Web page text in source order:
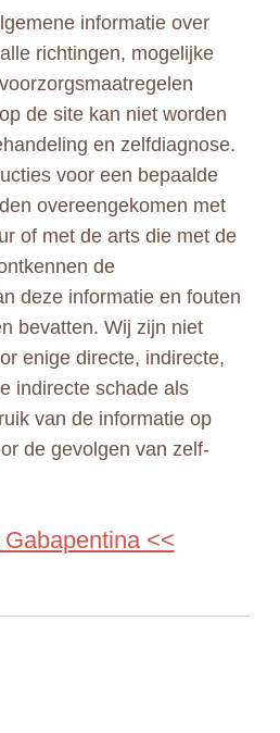
informatie over
richtingen, mogelijke
de site kan niet worden
en zelfdiagnose.
voor een bepaalde
overeengekomen met
of met de arts die met de
de
deze informatie en fouten
bevatten. Wij zijn niet
enige directe, indirecte,
indirecte schade als
van de informatie op
de gevolgen van zelf-
<<